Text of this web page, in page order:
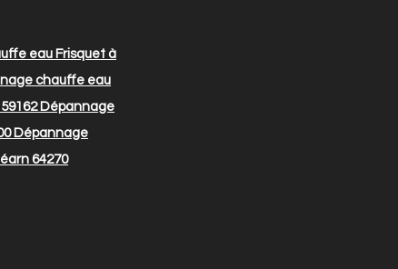
eau Frisquet à
chauffe eau
Dépannage
Dépannage
64270